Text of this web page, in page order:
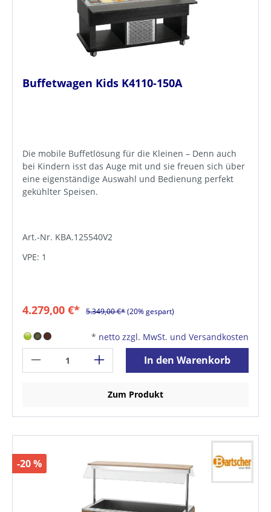
Buffetwagen Kids K4110-150A
Die mobile Buffetlösung für die Kleinen – Denn auch
bei Kindern isst das Auge mit und sie freuen sich über
eine eigenständige Auswahl und Bedienung perfekt
gekühlter Speisen.
Art.-Nr. KBA.125540V2
VPE: 1
4.279,00 €* 5.349,00 €*(20% gespart)
* netto zzgl. MwSt. und Versandkosten
In den Warenkorb
Zum Produkt
-20 %